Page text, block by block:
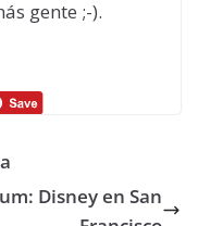
gente ;-).
Disney en San